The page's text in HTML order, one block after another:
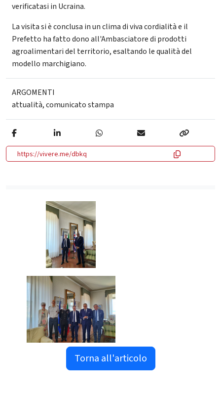
verificatasi in Ucraina.
La visita si è conclusa in un clima di viva cordialità e il
Prefetto ha fatto dono all'Ambasciatore di prodotti
agroalimentari del territorio, esaltando le qualità del
modello marchigiano.
ARGOMENTI
attualità,comunicato stampa
https://vivere.me/dbkq
Torna all'articolo